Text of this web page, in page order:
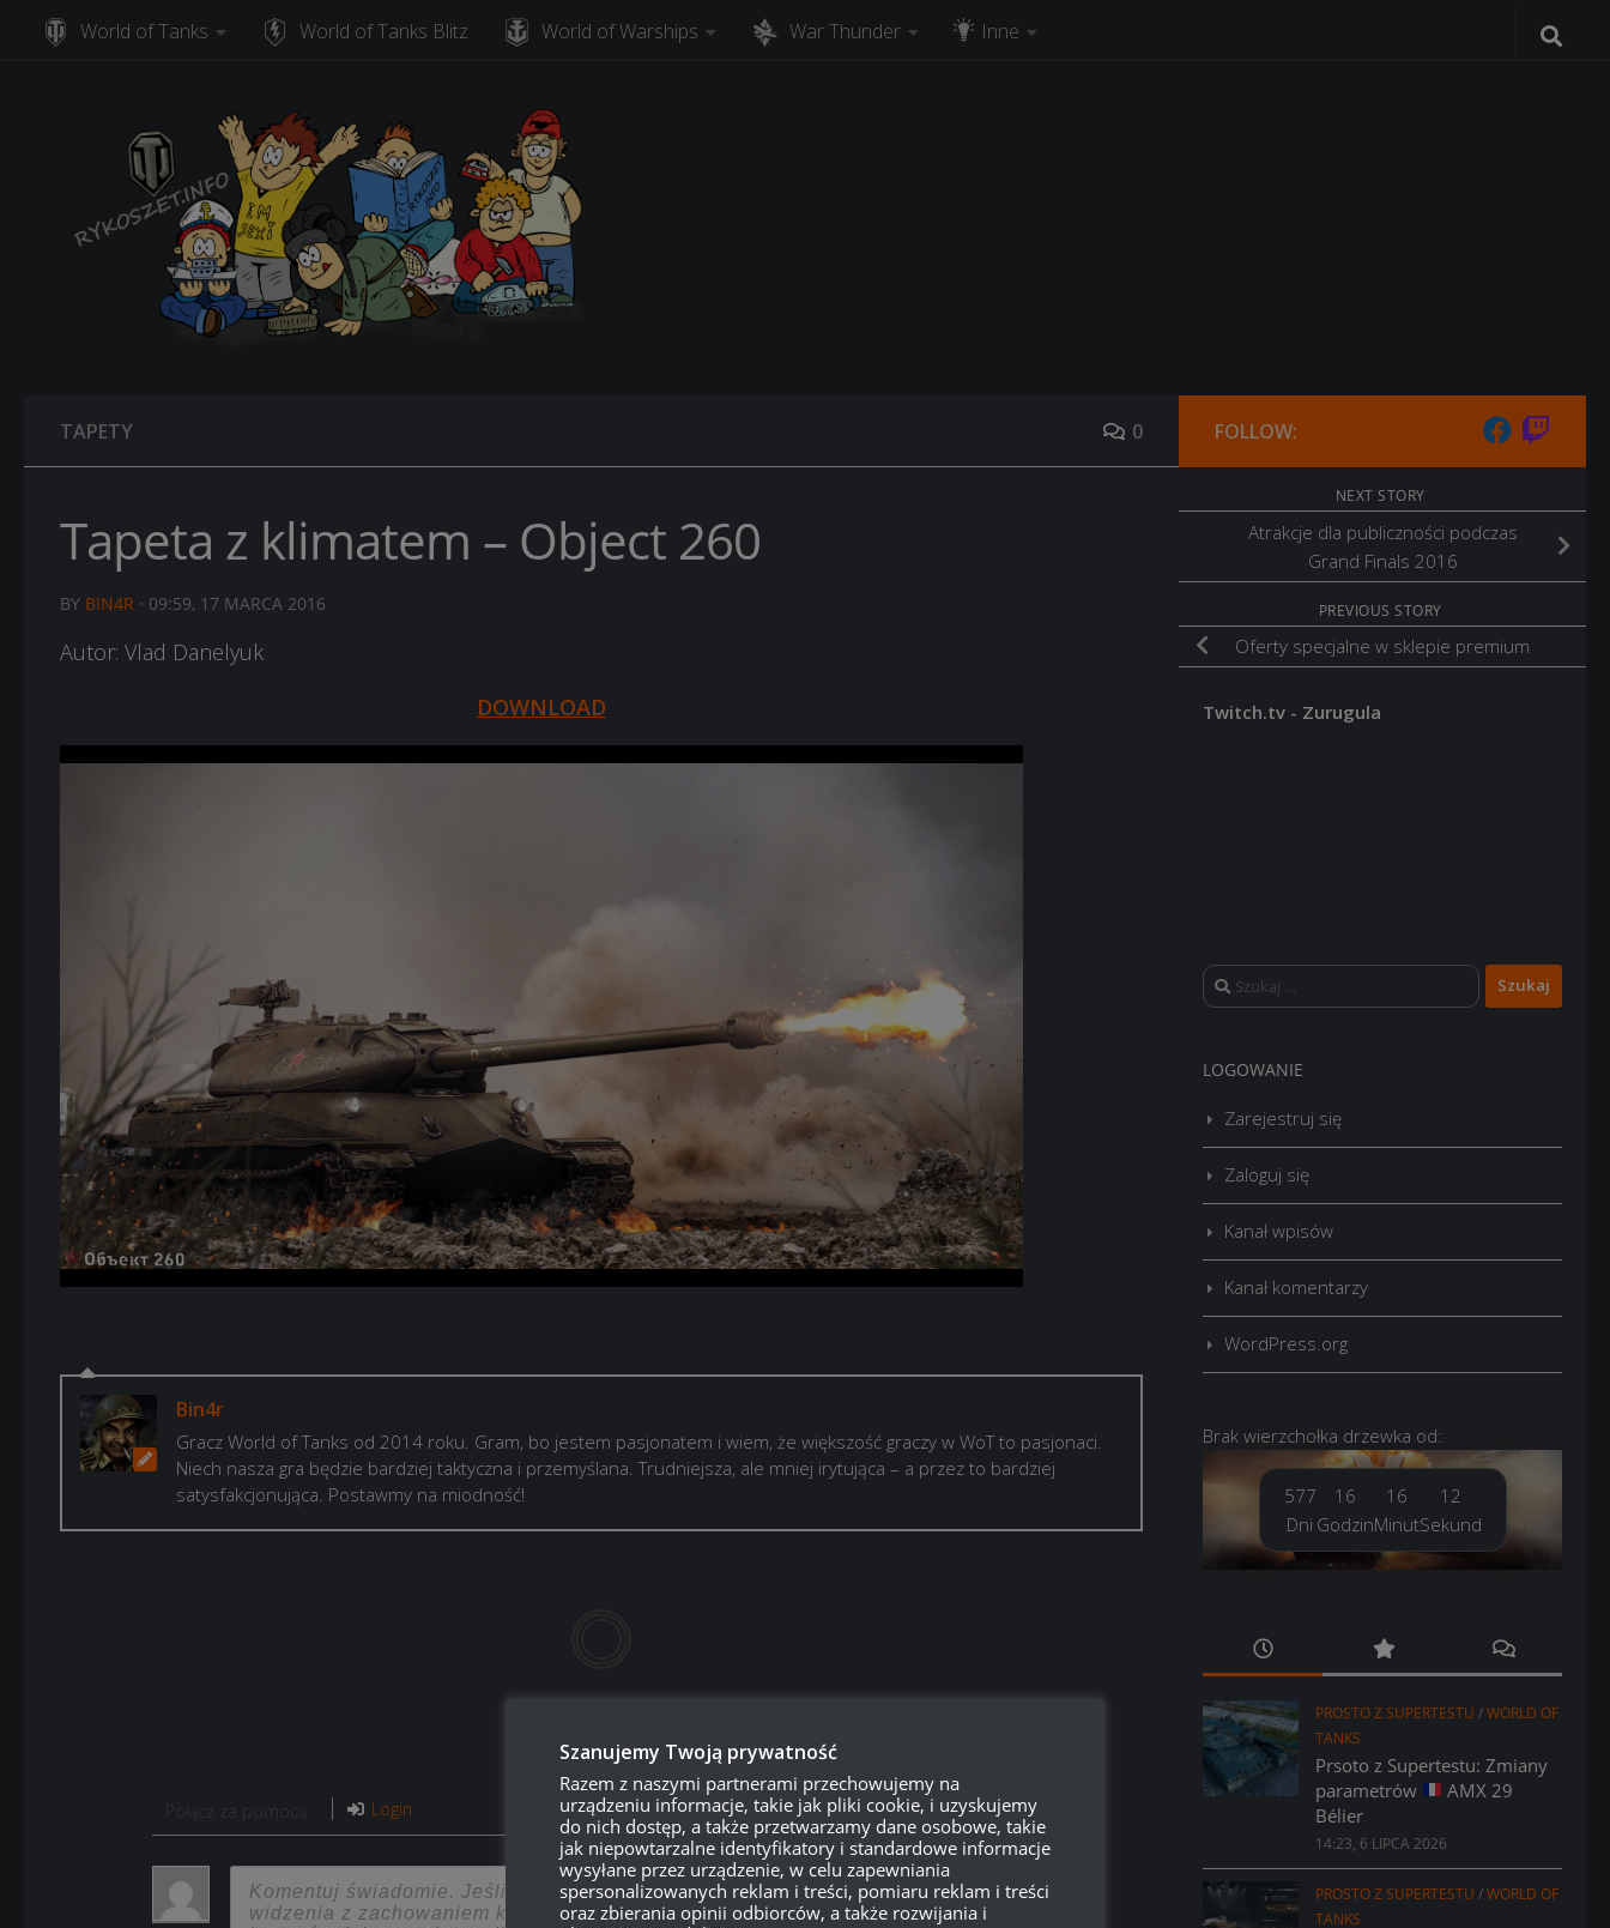
Skip to content
World of Tanks World of Tanks Blitz World of Warships War Thunder Inne
TAPETY 0
Tapeta z klimatem – Object 260
BY BIN4R · 09:59, 17 MARCA 2016
Autor: Vlad Danelyuk
DOWNLOAD
Bin4r
Gracz World of Tanks od 2014 roku. Gram, bo jestem pasjonatem i wiem, że większość graczy w WoT to pasjonaci.
Niech nasza gra będzie bardziej taktyczna i przemyślana. Trudniejsza, ale mniej irytująca – a przez to bardziej
satysfakcjonująca. Postawmy na miodność!
Login
FOLLOW:
NEXT STORY
Atrakcje dla publiczności podczas
Grand Finals 2016
PREVIOUS STORY
Oferty specjalne w sklepie premium
Twitch.tv - Zurugula
Szukaj:
LOGOWANIE
Zarejestruj się
Zaloguj się
Kanał wpisów
Kanał komentarzy
WordPress.org
Brak wierzchołka drzewka od:
577
Dni
16
Godzin
16
Minut
13
Sekund
PROSTO Z SUPERTESTU /WORLD OF
TANKS
Prsoto z Supertestu: Zmiany
parametrów
AMX 29
Bélier
14:23, 6 LIPCA 2026
PROSTO Z SUPERTESTU /WORLD OF
TANKS
Szanujemy Twoją prywatność
Razem z naszymi partnerami przechowujemy na
urządzeniu informacje, takie jak pliki cookie, i uzyskujemy
do nich dostęp, a także przetwarzamy dane osobowe, takie
jak niepowtarzalne identyfikatory i standardowe informacje
wysyłane przez urządzenie, w celu zapewniania
spersonalizowanych reklam i treści, pomiaru reklam i treści
oraz zbierania opinii odbiorców, a także rozwijania i